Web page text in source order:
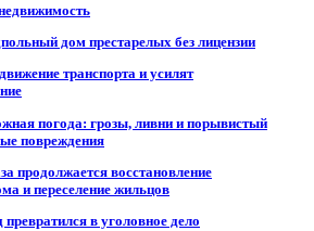
дом престарелых без лицензии
транспорта и усилят
погода: грозы, ливни и порывистый
повреждения
продолжается восстановление
и переселение жильцов
в уголовное дело